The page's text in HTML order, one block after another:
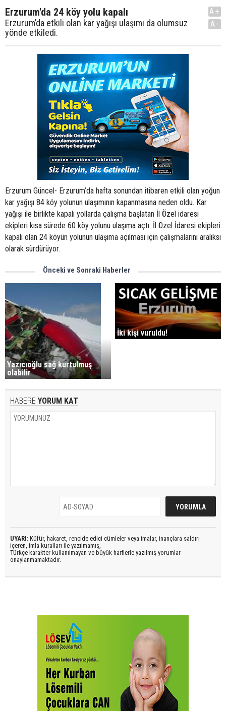
Erzurum'da 24 köy yolu kapalı
Erzurum’da etkili olan kar yağışı ulaşımı da olumsuz
yönde etkiledi.
A+
A-
Erzurum Güncel- Erzurum’da hafta sonundan itibaren etkili olan yoğun
kar yağışı 84 köy yolunun ulaşımının kapanmasına neden oldu. Kar
yağışı ile birlikte kapalı yollarda çalışma başlatan İl Özel idaresi
ekipleri kısa sürede 60 köy yolunu ulaşıma açtı. İl Özel İdaresi ekipleri
kapalı olan 24 köyün yolunun ulaşıma açılması için çalışmalarını aralıksı
olarak sürdürüyor.
Önceki ve Sonraki Haberler
Yazıcıoğlu sağ kurtulmuş
olabilir
İki kişi vuruldu!
HABERE YORUM KAT
UYARI: Küfür, hakaret, rencide edici cümleler veya imalar, inançlara saldırı
içeren, imla kuralları ile yazılmamış,
Türkçe karakter kullanılmayan ve büyük harflerle yazılmış yorumlar
onaylanmamaktadır.